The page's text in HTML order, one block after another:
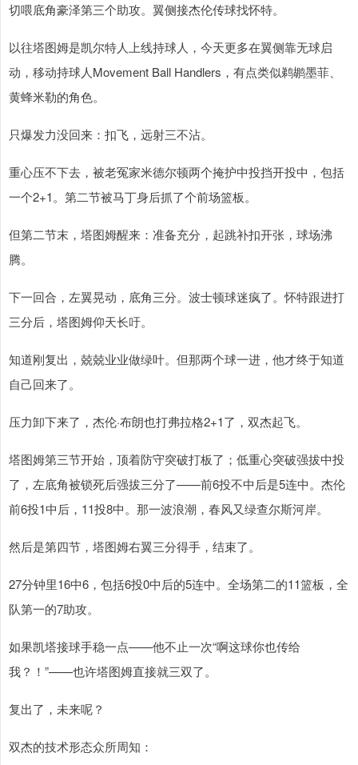
切喂底角豪泽第三个助攻。翼侧接杰伦传球找怀特。
以往塔图姆是凯尔特人上线持球人，今天更多在翼侧靠无球启
动，移动持球人Movement Ball Handlers，有点类似鹈鹕墨菲、
黄蜂米勒的角色。
只爆发力没回来：扣飞，远射三不沾。
重心压不下去，被老冤家米德尔顿两个掩护中投挡开投中，包括
一个2+1。第二节被马丁身后抓了个前场篮板。
但第二节末，塔图姆醒来：准备充分，起跳补扣开张，球场沸
腾。
下一回合，左翼晃动，底角三分。波士顿球迷疯了。怀特跟进打
三分后，塔图姆仰天长吁。
知道刚复出，兢兢业业做绿叶。但那两个球一进，他才终于知道
自己回来了。
压力卸下来了，杰伦·布朗也打弗拉格2+1了，双杰起飞。
塔图姆第三节开始，顶着防守突破打板了；低重心突破强拔中投
了，左底角被锁死后强拔三分了——前6投不中后是5连中。杰伦
前6投1中后，11投8中。那一波浪潮，春风又绿查尔斯河岸。
然后是第四节，塔图姆右翼三分得手，结束了。
27分钟里16中6，包括6投0中后的5连中。全场第二的11篮板，全
队第一的7助攻。
如果凯塔接球手稳一点——他不止一次“啊这球你也传给
我？！”——也许塔图姆直接就三双了。
复出了，未来呢？
双杰的技术形态众所周知：